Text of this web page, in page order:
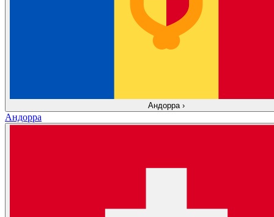
Андорра ›
Андорра